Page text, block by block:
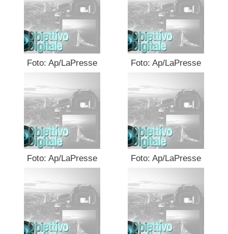
Foto: Ap/LaPresse Foto: Ap/LaPresse
Foto: Ap/LaPresse Foto: Ap/LaPresse